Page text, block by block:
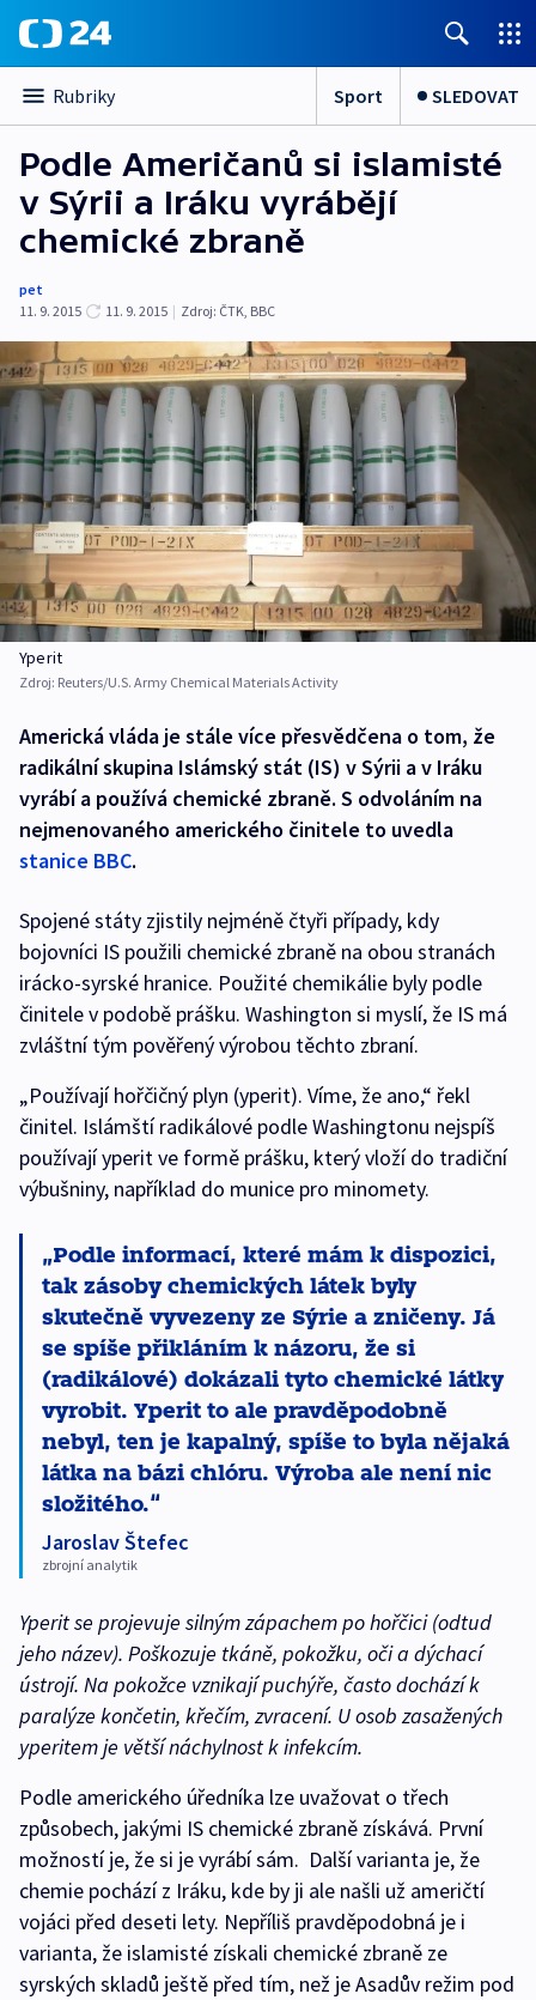
Rubriky Sport SLEDOVAT
Podle Američanů si islamisté
v Sýrii a Iráku vyrábějí
chemické zbraně
pet
11. 9. 2015
11. 9. 2015 | Zdroj: ČTK, BBC
Yperit
Zdroj: Reuters/U.S. Army Chemical Materials Activity
Americká vláda je stále více přesvědčena o tom, že
radikální skupina Islámský stát (IS) v Sýrii a v Iráku
vyrábí a používá chemické zbraně. S odvoláním na
nejmenovaného amerického činitele to uvedla
stanice BBC.
Spojené státy zjistily nejméně čtyři případy, kdy
bojovníci IS použili chemické zbraně na obou stranách
irácko-syrské hranice. Použité chemikálie byly podle
činitele v podobě prášku. Washington si myslí, že IS má
zvláštní tým pověřený výrobou těchto zbraní.
„Používají hořčičný plyn (yperit). Víme, že ano,“ řekl
činitel. Islámští radikálové podle Washingtonu nejspíš
používají yperit ve formě prášku, který vloží do tradiční
výbušniny, například do munice pro minomety.
Podle informací, které mám k dispozici,
tak zásoby chemických látek byly
skutečně vyvezeny ze Sýrie a zničeny. Já
se spíše přikláním k názoru, že si
(radikálové) dokázali tyto chemické látky
vyrobit. Yperit to ale pravděpodobně
nebyl, ten je kapalný, spíše to byla nějaká
látka na bázi chlóru. Výroba ale není nic
složitého.
Jaroslav Štefec
zbrojní analytik
Yperit se projevuje silným zápachem po hořčici (odtud
jeho název). Poškozuje tkáně, pokožku, oči a dýchací
ústrojí. Na pokožce vznikají puchýře, často dochází k
paralýze končetin, křečím, zvracení. U osob zasažených
yperitem je větší náchylnost k infekcím.
Podle amerického úředníka lze uvažovat o třech
způsobech, jakými IS chemické zbraně získává. První
možností je, že si je vyrábí sám. Další varianta je, že
chemie pochází z Iráku, kde by ji ale našli už američtí
vojáci před deseti lety. Nepříliš pravděpodobná je i
varianta, že islamisté získali chemické zbraně ze
syrských skladů ještě před tím, než je Asadův režim pod